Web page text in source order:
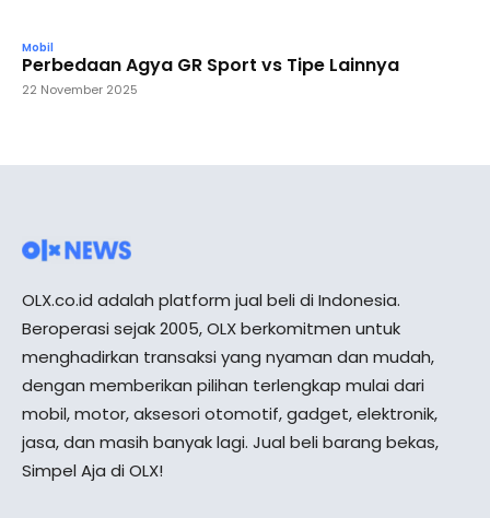
Mobil
Perbedaan Agya GR Sport vs Tipe Lainnya
22 November 2025
OLX.co.id adalah platform jual beli di Indonesia.
Beroperasi sejak 2005, OLX berkomitmen untuk
menghadirkan transaksi yang nyaman dan mudah,
dengan memberikan pilihan terlengkap mulai dari
mobil, motor, aksesori otomotif, gadget, elektronik,
jasa, dan masih banyak lagi. Jual beli barang bekas,
Simpel Aja di OLX!